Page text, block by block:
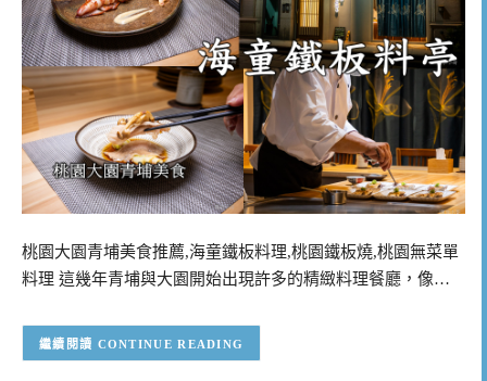
桃園大園青埔美食推薦,海童鐵板料理,桃園鐵板燒,桃園無菜單
料理 這幾年青埔與大園開始出現許多的精緻料理餐廳，像…
CONTINUE READING